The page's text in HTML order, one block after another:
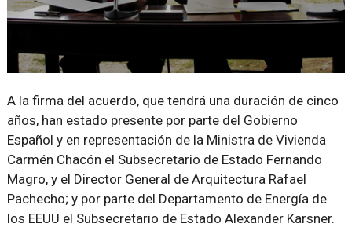
A la firma del acuerdo, que tendrá una duración de cinco
años, han estado presente por parte del Gobierno
Español y en representación de la Ministra de Vivienda
Carmén Chacón el Subsecretario de Estado Fernando
Magro, y el Director General de Arquitectura Rafael
Pachecho; y por parte del Departamento de Energía de
los EEUU el Subsecretario de Estado Alexander Karsner.